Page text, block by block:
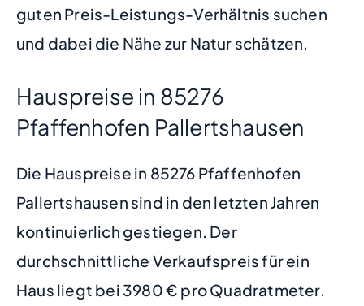
guten Preis-Leistungs-Verhältnis suchen
und dabei die Nähe zur Natur schätzen.
Hauspreise in 85276
Pfaffenhofen Pallertshausen
Die Hauspreise in 85276 Pfaffenhofen
Pallertshausen sind in den letzten Jahren
kontinuierlich gestiegen. Der
durchschnittliche Verkaufspreis für ein
Haus liegt bei 3980 € pro Quadratmeter.